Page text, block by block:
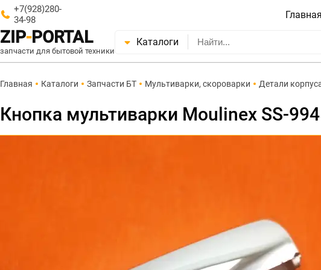
+7(928)280-
34-98
Главная
ZIP-PORTAL
запчасти для бытовой техники
Каталоги
Главная Каталоги Запчасти БТ Мультиварки, скороварки Детали
Кнопка мультиварки Moulinex SS-